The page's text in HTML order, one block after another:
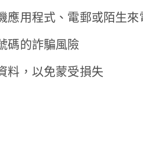
應用程式、電郵或陌生
碼的詐騙風險
料，以免蒙受損失